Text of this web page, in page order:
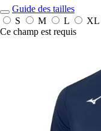
Guide des tailles
S
M L XL
Ce champ est requis